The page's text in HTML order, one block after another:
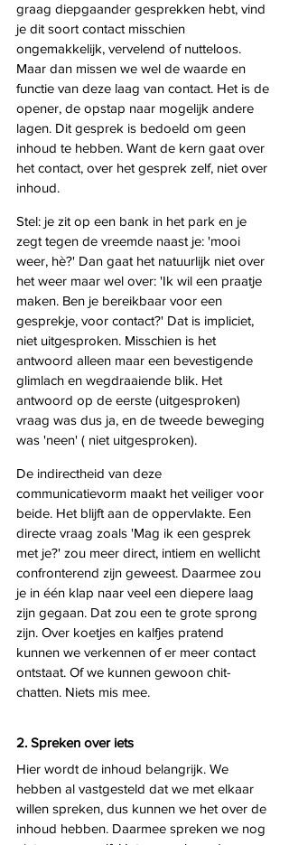
graag diepgaander gesprekken hebt, vind
je dit soort contact misschien
ongemakkelijk, vervelend of nutteloos.
Maar dan missen we wel de waarde en
functie van deze laag van contact. Het is de
opener, de opstap naar mogelijk andere
lagen. Dit gesprek is bedoeld om geen
inhoud te hebben. Want de kern gaat over
het contact, over het gesprek zelf, niet over
inhoud.
Stel: je zit op een bank in het park en je
zegt tegen de vreemde naast je: 'mooi
weer, hè?' Dan gaat het natuurlijk niet over
het weer maar wel over: 'Ik wil een praatje
maken. Ben je bereikbaar voor een
gesprekje, voor contact?' Dat is impliciet,
niet uitgesproken. Misschien is het
antwoord alleen maar een bevestigende
glimlach en wegdraaiende blik. Het
antwoord op de eerste (uitgesproken)
vraag was dus ja, en de tweede beweging
was 'neen' ( niet uitgesproken).
De indirectheid van deze
communicatievorm maakt het veiliger voor
beide. Het blijft aan de oppervlakte. Een
directe vraag zoals 'Mag ik een gesprek
met je?' zou meer direct, intiem en wellicht
confronterend zijn geweest. Daarmee zou
je in één klap naar veel een diepere laag
zijn gegaan. Dat zou een te grote sprong
zijn. Over koetjes en kalfjes pratend
kunnen we verkennen of er meer contact
ontstaat. Of we kunnen gewoon chit-
chatten. Niets mis mee.
2. Spreken over iets
Hier wordt de inhoud belangrijk. We
hebben al vastgesteld dat we met elkaar
willen spreken, dus kunnen we het over de
inhoud hebben. Daarmee spreken we nog